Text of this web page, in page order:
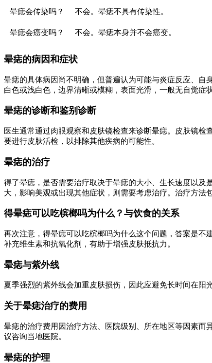
晕痣会传染吗？ 不会。晕痣不具有传染性。
晕痣会癌变吗？ 不会。晕痣本身并不会癌变。
晕痣的病因和症状
晕痣的具体病因尚不明确，但普遍认为可能与炎症反应、
白色或浅白色，边界清晰或模糊，表面光滑，一般无自觉症
晕痣的诊断和鉴别诊断
医生通常通过肉眼观察和皮肤镜检查来诊断晕痣。皮肤镜
要进行皮肤活检，以排除其他疾病的可能性。
晕痣的治疗
得了晕痣，是否需要治疗取决于晕痣的大小、生长速度以
大，影响美观或出现其他症状，则需要考虑治疗。治疗方法
得晕痣可以吃槟榔吗为什么？与饮食的关系
再次注意，得晕痣可以吃槟榔吗为什么这个问题，答案是不
补充维生素和抗氧化剂，有助于增强皮肤抵抗力。
晕痣与紫外线
夏季强烈的紫外线会加重皮肤损伤，因此应避免长时间在阳
关于晕痣治疗的费用
晕痣的治疗费用因治疗方法、医院级别、所在地区等因素
议咨询当地医院。
晕痣的护理